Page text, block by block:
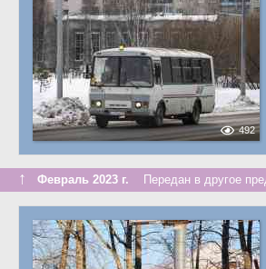
492
↑ Февраль 2023 г. Передан в другое